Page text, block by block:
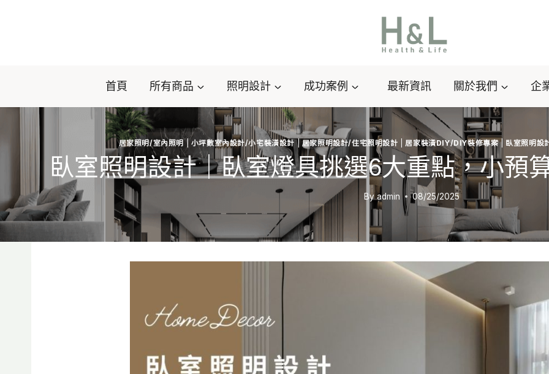
首頁 所有商品 照明設計 成功案例 最新資訊 關於我們 企
居家照明/室內照明 | 小坪數室內設計/小宅裝潢設計 |居家照明設計/住宅照明設計 |居家裝潢DIY/DIY裝修專案| 臥室照明設
臥室照明設計｜臥室燈具挑選6大重點，小預
By admin 08/25/2025